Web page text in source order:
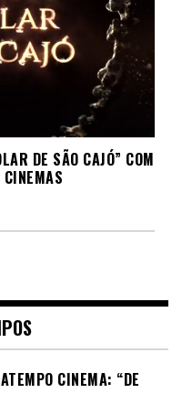
DE SÃO CAJÓ” COM
CINEMA: “DE